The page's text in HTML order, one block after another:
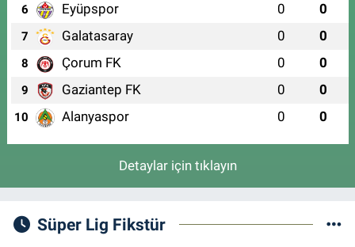
6 Eyüpspor 0 0
7 Galatasaray 0 0
8 Çorum FK 0 0
9 Gaziantep FK 0 0
10 Alanyaspor 0 0
Detaylar için tıklayın
Süper Lig Fikstür